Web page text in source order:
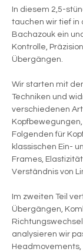
In diesem 2,5-
tauchen wir tief in
Bachazouk ein
Kontrolle,
Übergängen.
Wir starten mit
Techniken und
verschiedenen
Folgenden für
klassischen Ein-
Frames,
Verständnis von
Im zweiten Teil
Übergängen,
analysieren wir